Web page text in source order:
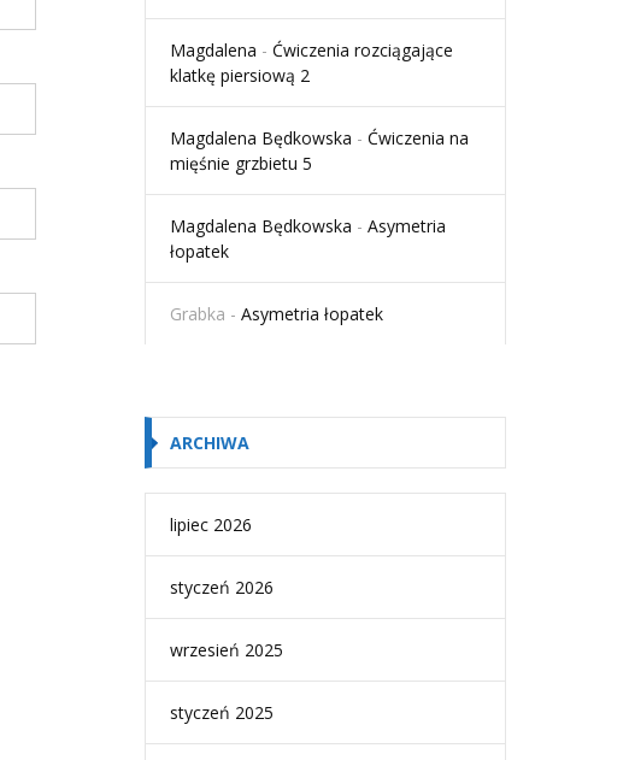
Magdalena - Ćwiczenia rozciągające
klatkę piersiową 2
Magdalena Będkowska - Ćwiczenia na
mięśnie grzbietu 5
Magdalena Będkowska - Asymetria
łopatek
Grabka - Asymetria łopatek
ARCHIWA
lipiec 2026
styczeń 2026
wrzesień 2025
styczeń 2025